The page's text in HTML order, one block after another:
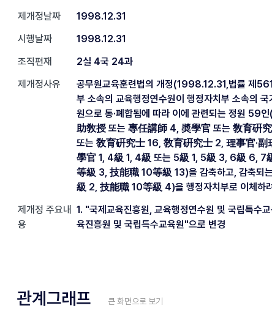
제개정날짜
1998.12.31
시행날짜
1998.12.31
조직편재
2실 4국 24과
제개정사유
공무원교육훈련법의 개정(1998.12.31,법률 제
부 소속의 교육행정연수원이 행정자치부 소속의 국
원으로 통·폐합됨에 따라 이에 관련되는 정원 59
助敎授 또는 專任講師 4, 奬學官 또는 敎育硏
또는 敎育硏究士 16, 敎育硏究士 2, 理事官·副
學官 1, 4級 1, 4級 또는 5級 1, 5級 3, 6級 6, 7
等級 3, 技能職 10等級 13)을 감축하고, 감축되
級 2, 技能職 10等級 4)을 행정자치부로 이체하
제개정 주요내
용
1. "국제교육진흥원, 교육행정연수원 및 국립특수
육진흥원 및 국립특수교육원"으로 변경
관계그래프 큰 화면으로 보기